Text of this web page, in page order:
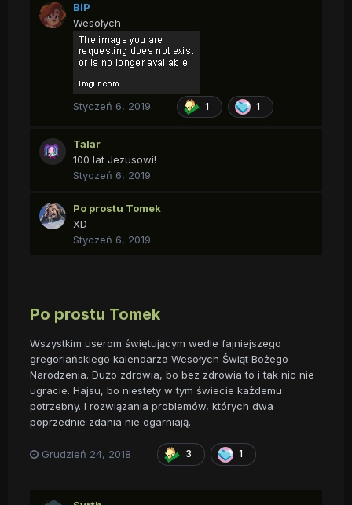
BiP
Wesołych
Styczeń 6, 2019 1 1
Talar
100 lat Jezusowi!
Styczeń 6, 2019
Po prostu Tomek
XD
Styczeń 6, 2019
Po prostu Tomek
Wszystkim userom świętującym wedle fajniejszego
gregoriańskiego kalendarza Wesołych Świąt Bożego
Narodzenia. Dużo zdrowia, bo bez zdrowia to i tak nic nie
ugracie. Hajsu, bo niestety w tym świecie każdemu
potrzebny. I rozwiązania problemów, których dwa
poprzednie zdania nie ogarniają.
Grudzień 24, 2018 3 1